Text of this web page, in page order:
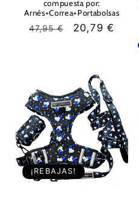
compuesta por:
Arnés+Correa+Portabolsas
Precio
47,95 €
Precio
20,79 €
¡REBAJAS!